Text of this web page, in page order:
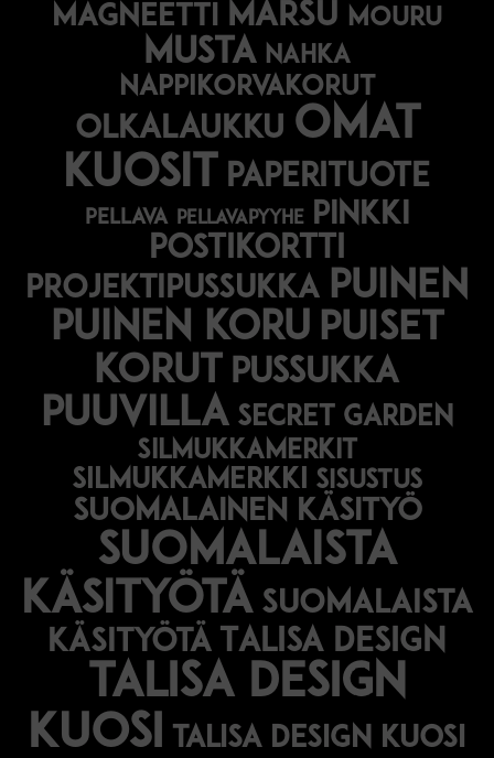
magneetti marsu mouru
musta nahka
nappikorvakorut
olkalaukku omat
kuosit paperituote
pellava pellavapyyhe pinkki
postikortti
projektipussukka puinen
puinen koru puiset
korut pussukka
puuvilla secret garden
silmukkamerkit
silmukkamerkki sisustus
suomalainen käsityö
suomalaista
käsityötä suomalaista
käsityötä Talisa Design
talisa design
kuosi talisa design kuosi